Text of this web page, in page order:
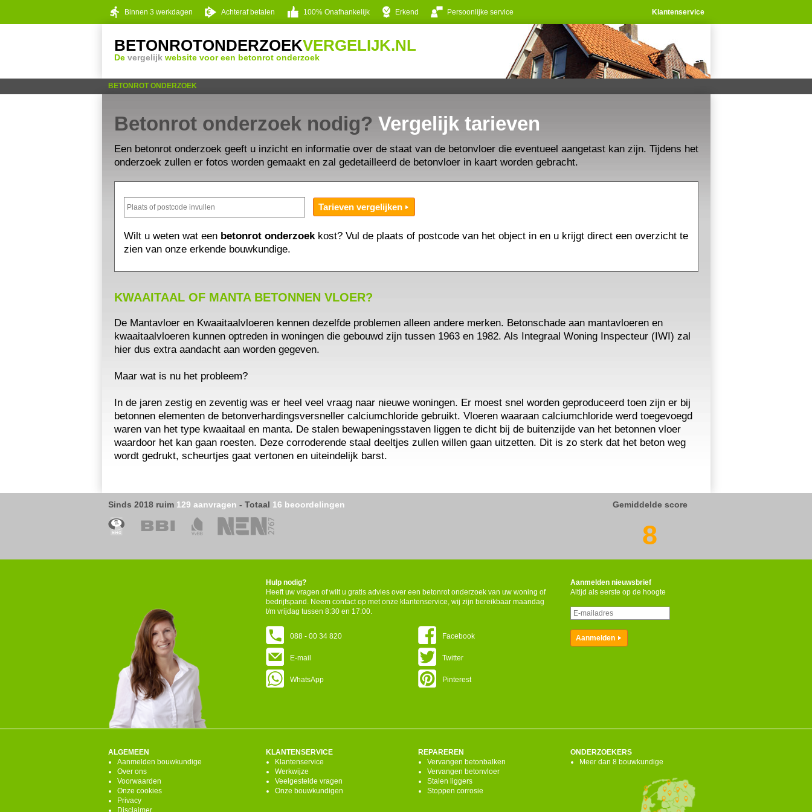
Klantenservice
Binnen 3 werkdagen Achteraf betalen 100% Onafhankelijk Erkend Persoonlijke service
BETONROTONDERZOEKVERGELIJK.NL
De vergelijk website voor een betonrot onderzoek
BETONROT ONDERZOEK
Betonrot onderzoek nodig? Vergelijk tarieven
Een betonrot onderzoek geeft u inzicht en informatie over de staat van de betonvloer die eventueel aangetast kan zijn. Tijdens het
onderzoek zullen er fotos worden gemaakt en zal gedetailleerd de betonvloer in kaart worden gebracht.
Wilt u weten wat een betonrot onderzoekkost? Vul de plaats of postcode van het object in en u krijgt direct een overzicht te
zien van onze erkende bouwkundige.
KWAAITAAL OF MANTA BETONNEN VLOER?
De Mantavloer en Kwaaitaalvloeren kennen dezelfde problemen alleen andere merken. Betonschade aan mantavloeren en
kwaaitaalvloeren kunnen optreden in woningen die gebouwd zijn tussen 1963 en 1982. Als Integraal Woning Inspecteur (IWI) zal
hier dus extra aandacht aan worden gegeven.
Maar wat is nu het probleem?
In de jaren zestig en zeventig was er heel veel vraag naar nieuwe woningen. Er moest snel worden geproduceerd toen zijn er bij
betonnen elementen de betonverhardingsversneller calciumchloride gebruikt. Vloeren waaraan calciumchloride werd toegevoegd
waren van het type kwaaitaal en manta. De stalen bewapeningsstaven liggen te dicht bij de buitenzijde van het betonnen vloer
waardoor het kan gaan roesten. Deze corroderende staal deeltjes zullen willen gaan uitzetten. Dit is zo sterk dat het beton weg
wordt gedrukt, scheurtjes gaat vertonen en uiteindelijk barst.
Sinds 2018 ruim 129 aanvragen - Totaal 16 beoordelingen Gemiddelde score
8
Hulp nodig?
Heeft uw vragen of wilt u gratis advies over een betonrot onderzoek van uw woning of
bedrijfspand. Neem contact op met onze klantenservice, wij zijn bereikbaar maandag
t/m vrijdag tussen 8:30 en 17:00.
088 - 00 34 820
E-mail
WhatsApp
Facebook
Twitter
Pinterest
Aanmelden nieuwsbrief
Altijd als eerste op de hoogte
ALGEMEEN
Aanmelden bouwkundige
Over ons
Voorwaarden
Onze cookies
Privacy
Disclaimer
KLANTENSERVICE
Klantenservice
Werkwijze
Veelgestelde vragen
Onze bouwkundigen
REPAREREN
Vervangen betonbalken
Vervangen betonvloer
Stalen liggers
Stoppen corrosie
ONDERZOEKERS
Meer dan 8 bouwkundige